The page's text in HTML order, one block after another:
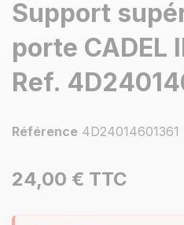
Support
porte CADEL
Ref.
Référence 4D24014601361
24,00 € TTC